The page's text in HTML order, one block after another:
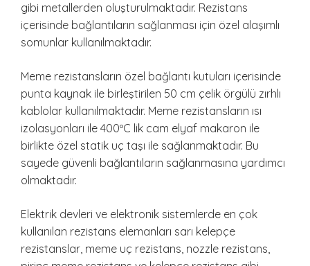
gibi metallerden oluşturulmaktadır. Rezistans
içerisinde bağlantıların sağlanması için özel alaşımlı
somunlar kullanılmaktadır.
Meme rezistansların özel bağlantı kutuları içerisinde
punta kaynak ile birleştirilen 50 cm çelik örgülü zırhlı
kablolar kullanılmaktadır. Meme rezistansların ısı
izolasyonları ile 400ºC lik cam elyaf makaron ile
birlikte özel statik uç taşı ile sağlanmaktadır. Bu
sayede güvenli bağlantıların sağlanmasına yardımcı
olmaktadır.
Elektrik devleri ve elektronik sistemlerde en çok
kullanılan rezistans elemanları sarı kelepçe
rezistanslar, meme uç rezistans, nozzle rezistans,